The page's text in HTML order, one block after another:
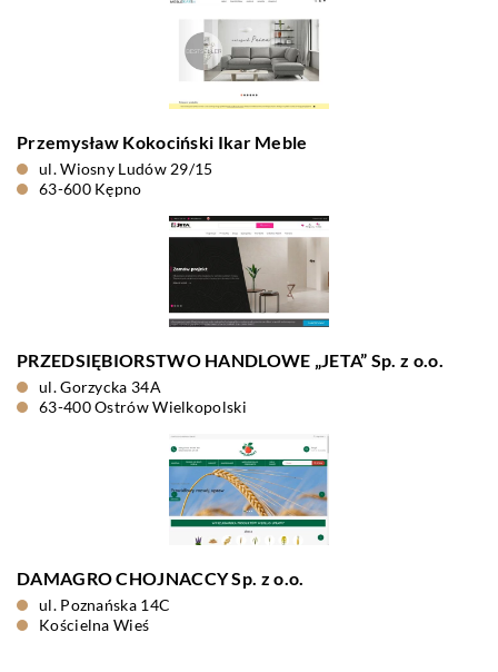
Przemysław Kokociński Ikar Meble
ul. Wiosny Ludów 29/15
63-600 Kępno
PRZEDSIĘBIORSTWO HANDLOWE „JETA” Sp. z o.o.
ul. Gorzycka 34A
63-400 Ostrów Wielkopolski
DAMAGRO CHOJNACCY Sp. z o.o.
ul. Poznańska 14C
Kościelna Wieś